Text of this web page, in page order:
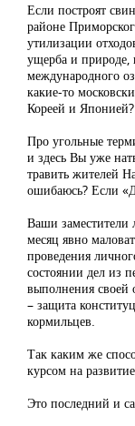
Если построят
районе
утилизации
ущерба и природе,
международного
какие-то
Кореей и Японией?
Про угольные
и здесь Вы уже
травить жителей
ошибаюсь? Если
Ваши заместители
месяц явно
проведения
состоянии дел из
выполнения своей
– защита
кормильцев.
Так каким же
курсом на
Это последний и